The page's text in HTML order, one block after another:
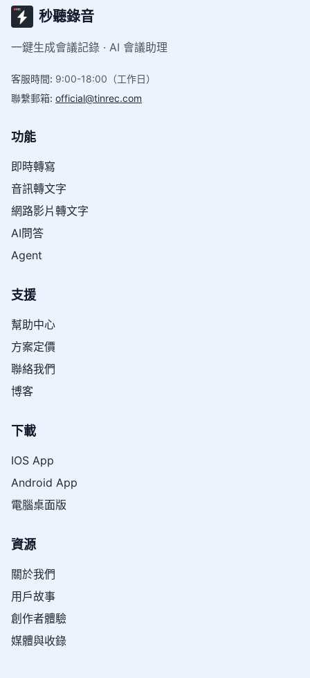
秒聽錄音
一鍵生成會議記錄 · AI 會議助理
客服時間: 9:00-18:00（工作日）
聯繫郵箱: official@tinrec.com
功能
即時轉寫
音訊轉文字
網路影片轉文字
AI問答
Agent
支援
幫助中心
方案定價
聯絡我們
博客
下載
IOS App
Android App
電腦桌面版
資源
關於我們
用戶故事
創作者體驗
媒體與收錄